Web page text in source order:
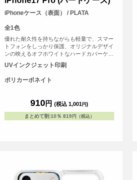
iPhoneケース（表面） / PLATA
全1色
優れた耐久性を持ちながらも軽量で、スマー
トフォンをしっかり保護、オリジナルデザイ
ンの映えるオフホワイトなハードカバーケー
スです。
UVインクジェット印刷
ポリカーボネイト
910円 (税込 1,001 円)
まとめて割:10％ 819 円（税込）